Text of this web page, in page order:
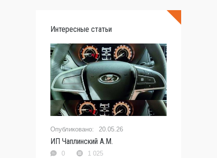
Интересные статьи
20.05.26
ИП Чаплинский А.М.
0 1 025